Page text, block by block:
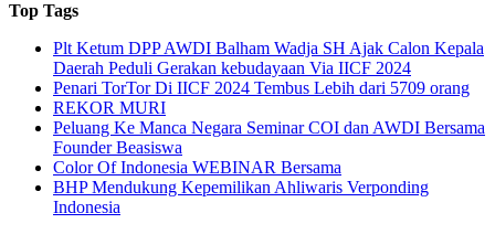
Top Tags
Plt Ketum DPP AWDI Balham Wadja SH Ajak Calon Kepala
Daerah Peduli Gerakan kebudayaan Via IICF 2024
Penari TorTor Di IICF 2024 Tembus Lebih dari 5709 orang
REKOR MURI
Peluang Ke Manca Negara Seminar COI dan AWDI Bersama
Founder Beasiswa
Color Of Indonesia WEBINAR Bersama
BHP Mendukung Kepemilikan Ahliwaris Verponding
Indonesia